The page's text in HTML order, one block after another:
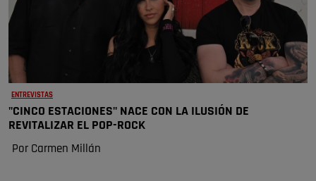
ENTREVISTAS
"CINCO ESTACIONES" NACE CON LA ILUSIÓN DE
REVITALIZAR EL POP-ROCK
Por Carmen Millán